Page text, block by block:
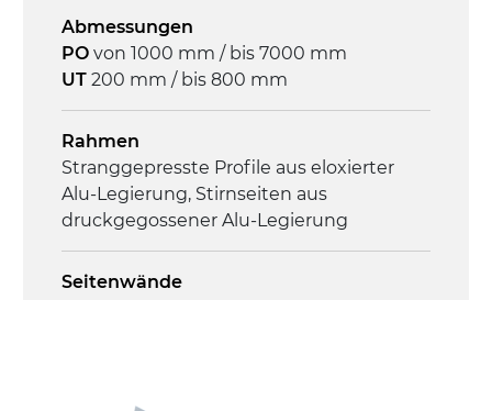
Steuerung
Abmessungen
PO von 1000 mm / bis 7000 mm
UT 200 mm / bis 800 mm
Rahmen
Stranggepresste Profile aus eloxierter
Alu-Legierung, Stirnseiten aus
druckgegossener Alu-Legierung
Seitenwände